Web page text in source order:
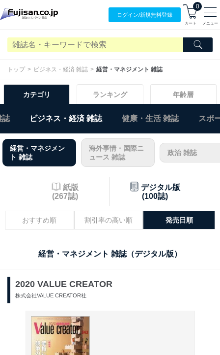
ログイン/新規無料登録
0
カート メニュー
トップ ビジネス・経済 雑誌 経営・マネジメント 雑誌
カテゴリ ランキング 年齢層
誌 ビジネス・経済 雑誌 健康・生活 雑誌 スポ
経営・マネジメン
ト 雑誌
海外事情・国際ニ
ュース 雑誌
政治 雑誌
紙版
(267誌)
デジタル版
(100誌)
おすすめ順 割引率の高い順 発売日順
経営・マネジメント 雑誌（デジタル版）
2020 VALUE CREATOR
株式会社VALUE CREATOR社